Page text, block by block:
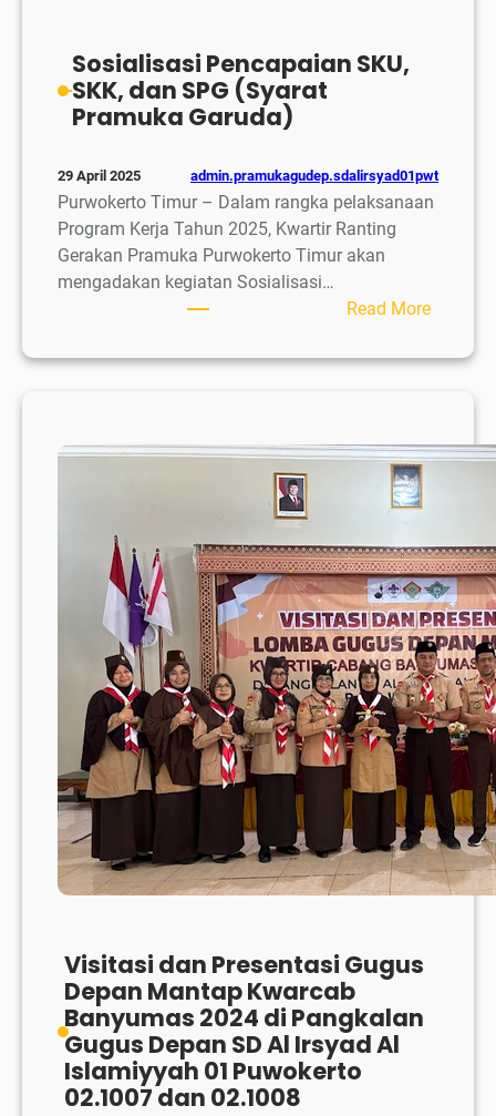
Sosialisasi Pencapaian SKU,
SKK, dan SPG (Syarat
Pramuka Garuda)
29 April 2025 admin.pramukagudep.sdalirsyad01pwt
Purwokerto Timur – Dalam rangka pelaksanaan
Program Kerja Tahun 2025, Kwartir Ranting
Gerakan Pramuka Purwokerto Timur akan
mengadakan kegiatan Sosialisasi…
Read More:
dan
SPG
Garuda)
Visitasi dan Presentasi Gugus
Depan Mantap Kwarcab
Banyumas 2024 di Pangkalan
Gugus Depan SD Al Irsyad Al
Islamiyyah 01 Puwokerto
02.1007 dan 02.1008